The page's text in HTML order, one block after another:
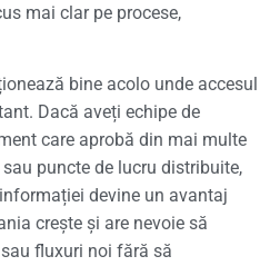
mai clar pe procese,
bine acolo unde accesul
Dacă aveți echipe de
care aprobă din mai multe
puncte de lucru distribuite,
devine un avantaj
crește și are nevoie să
fluxuri noi fără să